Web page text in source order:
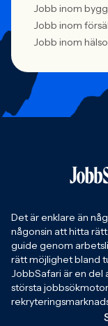
Jobb inom
Jobb inom
Jobb inom
Det är enklare än
någonsin att hitta
guide genom
rätt möjlighet bland
JobbSafari är en del
största